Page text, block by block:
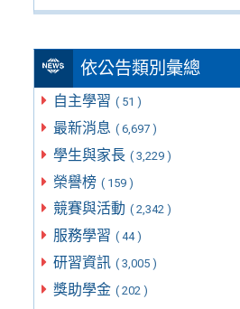
依公告類別彙總
自主學習 ( 51 )
最新消息 ( 6,697 )
學生與家長 ( 3,229 )
榮譽榜 ( 159 )
競賽與活動 ( 2,342 )
服務學習 ( 44 )
研習資訊 ( 3,005 )
獎助學金 ( 202 )